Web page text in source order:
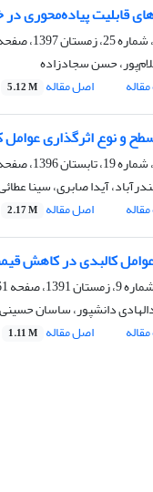
قابلیت پیاده‌محوری
حسن سجادزاده
اصل مقاله 5.12 M
و نوع اثرگذاری
آیدا صابری، سینا
اصل مقاله 2.17 M
عوامل کالبدی در کاهش
دانشپور، ساسان حسینی
اصل مقاله 1.11 M